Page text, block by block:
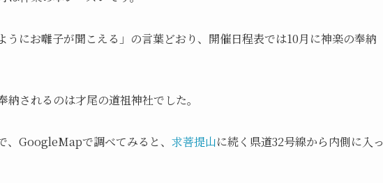
うにお囃子が聞こえる」の言葉どおり、開催日程表では10月に神楽の奉納
されるのは才尾の道祖神社でした。
、GoogleMapで調べてみると、 求菩提山に続く県道32号線から内側に入っ